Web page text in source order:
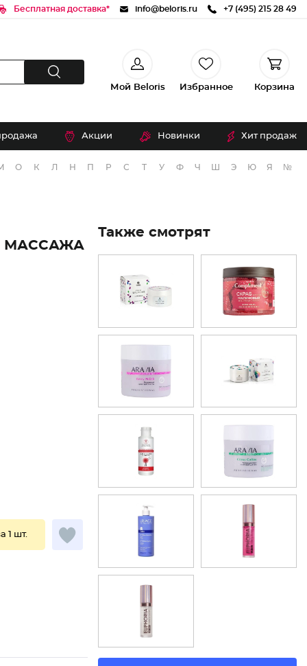
Бесплатная доставка* info@beloris.ru +7 (495) 215 28 49
Мой Beloris Избранное Корзина
Акции Новинки Хит продаж
О К Л Н П Р С Т У Ф Ч Э Ю Я №
МАССАЖА
1 шт.
Также смотрят